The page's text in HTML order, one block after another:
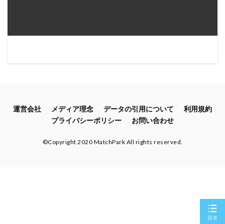
運営会社 メディア理念 データの引用について
利用規約
プライバシーポリシー
お問い合わせ
©Copyright 2020 MatchPark All rights reserved.
目次